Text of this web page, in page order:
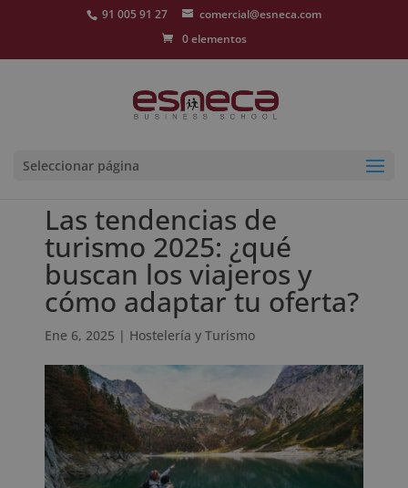
91 005 91 27
comercial@esneca.com
0 elementos
Seleccionar página
Las tendencias de
turismo 2025: ¿qué
buscan los viajeros y
cómo adaptar tu oferta?
Ene 6, 2025 | Hostelería y Turismo